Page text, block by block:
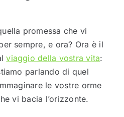
promessa che vi
sempre, e ora? Ora è il
viaggio della vostra vita:
parlando di quel
le vostre orme
vi bacia l’orizzonte.